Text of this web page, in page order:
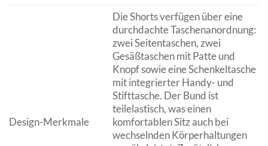
Design-Merkmale
Die Shorts verfügen über eine
durchdachte Taschenanordnung:
zwei Seitentaschen, zwei
Gesäßtaschen mit Patte und
Knopf sowie eine Schenkeltasche
mit integrierter Handy- und
Stifttasche. Der Bund ist
teilelastisch, was einen
komfortablen Sitz auch bei
wechselnden Körperhaltungen